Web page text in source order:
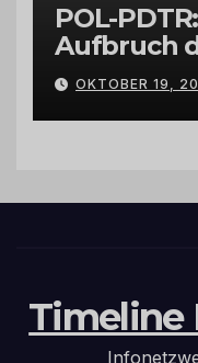
POL-
Aufbruch
OKTOBER 19,
Timeline